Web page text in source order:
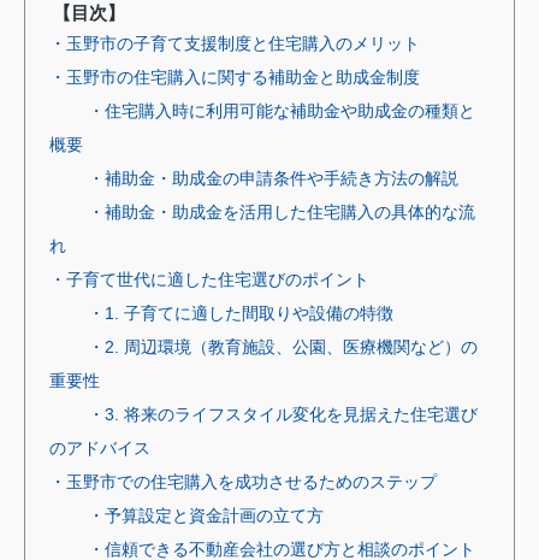
【目次】
・玉野市の子育て支援制度と住宅購入のメリット
・玉野市の住宅購入に関する補助金と助成金制度
・住宅購入時に利用可能な補助金や助成金の種類と
概要
・補助金・助成金の申請条件や手続き方法の解説
・補助金・助成金を活用した住宅購入の具体的な流
れ
・子育て世代に適した住宅選びのポイント
・1. 子育てに適した間取りや設備の特徴
・2. 周辺環境（教育施設、公園、医療機関など）の
重要性
・3. 将来のライフスタイル変化を見据えた住宅選び
のアドバイス
・玉野市での住宅購入を成功させるためのステップ
・予算設定と資金計画の立て方
・信頼できる不動産会社の選び方と相談のポイント